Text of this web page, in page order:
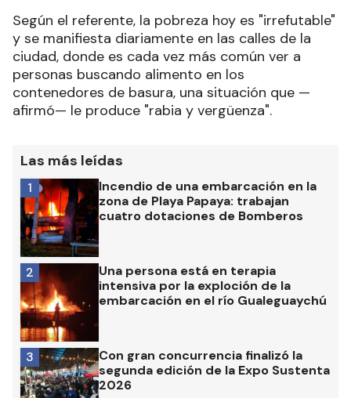
Según el referente, la pobreza hoy es "irrefutable"
y se manifiesta diariamente en las calles de la
ciudad, donde es cada vez más común ver a
personas buscando alimento en los
contenedores de basura, una situación que —
afirmó— le produce "rabia y vergüenza".
Las más leídas
Incendio de una embarcación en la
zona de Playa Papaya: trabajan
cuatro dotaciones de Bomberos
1
Una persona está en terapia
intensiva por la exploción de la
embarcación en el río Gualeguaychú
2
Con gran concurrencia finalizó la
segunda edición de la Expo Sustenta
2026
3